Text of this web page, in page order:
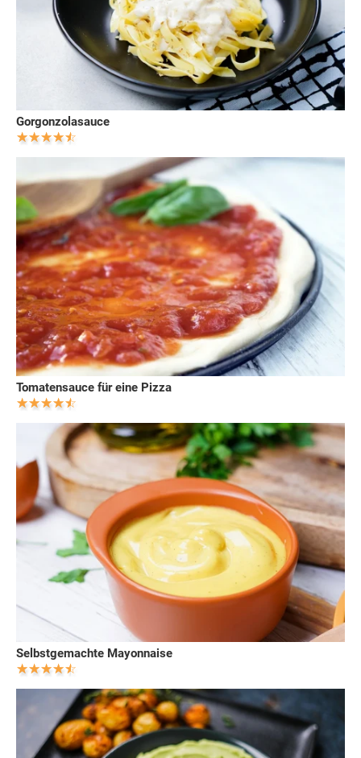
Gorgonzolasauce
Tomatensauce für eine Pizza
Selbstgemachte Mayonnaise